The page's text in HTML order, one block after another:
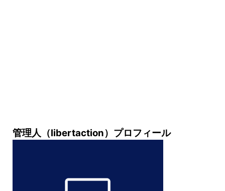
管理人（libertaction）プロフィール